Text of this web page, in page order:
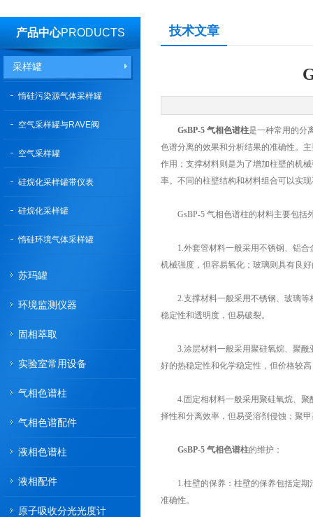
产品中心PRODUCTS
采样罐
惰硅污染源气体采样罐
空气采样罐与RAVE阀
空气采样罐
硅烷化采样罐带仪表
硅烷化采样罐
惰硅环境气体采样罐
苏玛罐
环境监测仪器
固相萃取
实验室常用设备
气相色谱柱
气相色谱配件
液相色谱柱
液相配件
原子吸收分光光度计
技术文章
GsBP-5 气相色谱柱是一种常用的分
色谱分离的效果和分析结果的准确性。
作用；支撑材料则是为了增加柱壁的机
率。不同的柱壁结构和材料组合可以实
GsBP-5 气相色谱柱的材料主要包括
1.外套管材料一般采用不锈钢、铝合
机械强度，但容易氧化；玻璃则具有良
2.支撑材料一般采用不锈钢、玻璃等
稳定性和透明度，但易破裂。
3.涂层材料一般采用聚硅氧烷、聚酰
好的热稳定性和化学稳定性，但价格较
4.固定相材料一般采用聚硅氧烷、聚
择性和分离效率，但易受溶剂侵蚀；聚
GsBP-5 气相色谱柱的维护：
1.柱壁的保养：柱壁的保养包括定期
准确性。